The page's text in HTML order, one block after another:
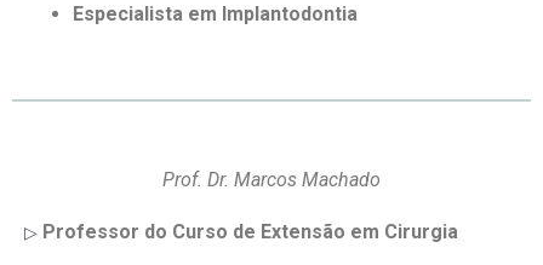
Especialista em Implantodontia
Prof. Dr. Marcos Machado
▷ Professor do Curso de Extensão em Cirurgia